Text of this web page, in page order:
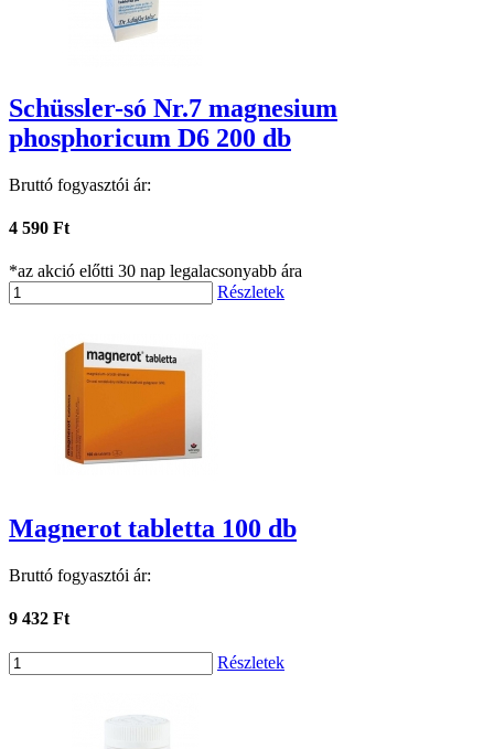
Schüssler-só Nr.7 magnesium
phosphoricum D6 200 db
Bruttó fogyasztói ár:
4 590 Ft
*az akció előtti 30 nap legalacsonyabb ára
Részletek
Magnerot tabletta 100 db
Bruttó fogyasztói ár:
9 432 Ft
Részletek